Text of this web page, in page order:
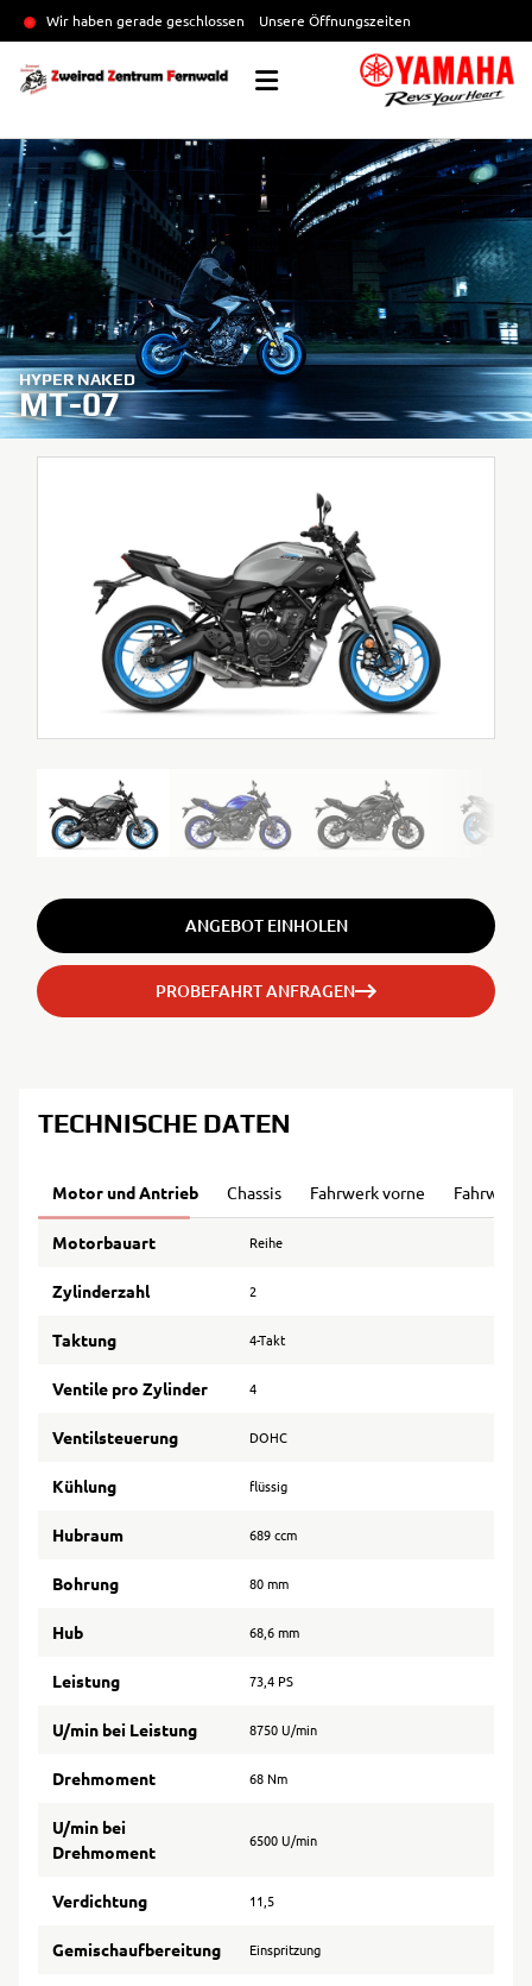
Wir haben gerade geschlossen Unsere Öffnungszeiten
HYPER NAKED
MT-07
ANGEBOT EINHOLEN
PROBEFAHRT ANFRAGEN
TECHNISCHE DATEN
Motor und Antrieb Chassis Fahrwerk vorne Fahrwerk
Motorbauart Reihe
Zylinderzahl 2
Taktung 4-Takt
Ventile pro Zylinder 4
Ventilsteuerung DOHC
Kühlung flüssig
Hubraum 689 ccm
Bohrung 80 mm
Hub 68,6 mm
Leistung 73,4 PS
U/min bei Leistung 8750 U/min
Drehmoment 68 Nm
U/min bei
Drehmoment
6500 U/min
Verdichtung 11,5
Gemischaufbereitung Einspritzung